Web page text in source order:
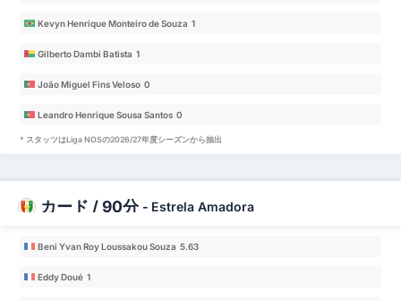
Kevyn Henrique Monteiro de Souza 1
Gilberto Dambi Batista 1
João Miguel Fins Veloso 0
Leandro Henrique Sousa Santos 0
* スタッツはLiga NOSの2026/27年度シーズンから抽出
カード / 90分 - Estrela Amadora
Beni Yvan Roy Loussakou Souza 5.63
Eddy Doué 1